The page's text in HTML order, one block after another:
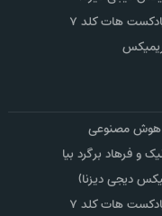
هات کلد ۷
هوش مصنوعی
و فرهاد برگرد بیا
دیجی دیزنا)
هات کلد ۷